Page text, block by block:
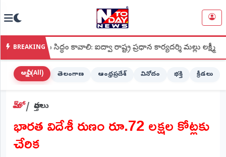
హోమ్
(Home)
STREAMING
లైవ్
(Live
BREAKING
సిద్ధం కావాలి: ఐద్వా రాష్ట్ర ప్రధాన కార్యదర్శి మల్లు లక్ష్మీ ●శ్రీ
అన్నీ (All) తెలంగాణ ఆంధ్రప్రదేశ్ వినోదం భక్తి క్రీడలు
హోమ్ వార్తలు
భారత విదేశీ రుణం రూ.72 లక్షల కోట్లకు
చేరిక